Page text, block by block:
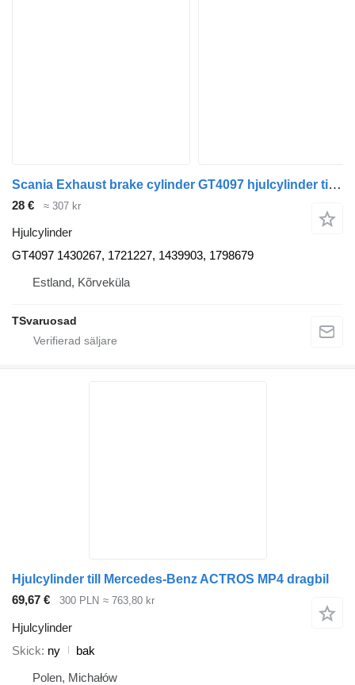
Scania Exhaust brake cylinder GT4097 hjulcylinder till Scania dragbil
28 € ≈ 307 kr
Hjulcylinder
GT4097 1430267, 1721227, 1439903, 1798679
Estland, Kõrveküla
TSvaruosad
Hjulcylinder till Mercedes-Benz ACTROS MP4 dragbil
69,67 €
300 PLN ≈ 763,80 kr
Hjulcylinder
Skick ny
bak
Polen, Michałów